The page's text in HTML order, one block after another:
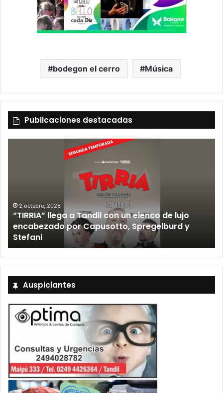
bodegon el cerro Música
Publicaciones destacadas
2 octubre, 2026
“TIRRIA” llega a Tandil con un elenco de lujo
encabezado por Capusotto, Spregelburd y
Stefani
Auspiciantes